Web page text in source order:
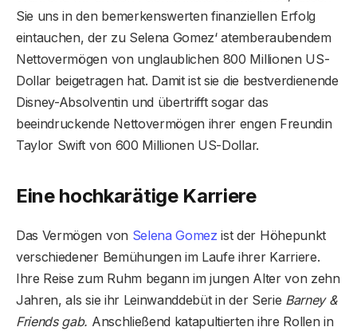
Sie uns in den bemerkenswerten finanziellen Erfolg
eintauchen, der zu Selena Gomez‘ atemberaubendem
Nettovermögen von unglaublichen 800 Millionen US-
Dollar beigetragen hat. Damit ist sie die bestverdienende
Disney-Absolventin und übertrifft sogar das
beeindruckende Nettovermögen ihrer engen Freundin
Taylor Swift von 600 Millionen US-Dollar.
Eine hochkarätige Karriere
Das Vermögen von Selena Gomez ist der Höhepunkt
verschiedener Bemühungen im Laufe ihrer Karriere.
Ihre Reise zum Ruhm begann im jungen Alter von zehn
Jahren, als sie ihr Leinwanddebüt in der Serie Barney &
Friends gab. Anschließend katapultierten ihre Rollen in